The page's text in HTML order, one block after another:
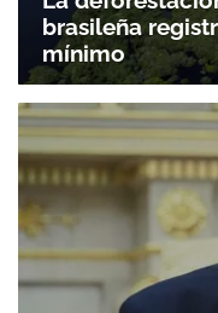
brasileña
mínimo